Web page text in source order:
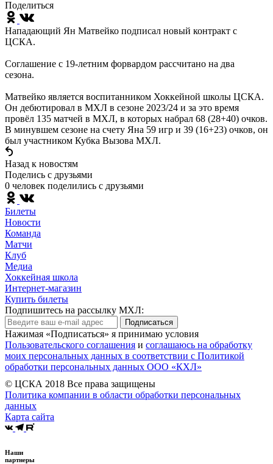
Поделиться
Нападающий Ян Матвейко подписал новый контракт с
ЦСКА.
Соглашение с 19-летним форвардом рассчитано на два
сезона.
Матвейко является воспитанником Хоккейной школы ЦСКА.
Он дебютировал в МХЛ в сезоне 2023/24 и за это время
провёл 135 матчей в МХЛ, в которых набрал 68 (28+40) очков.
В минувшем сезоне на счету Яна 59 игр и 39 (16+23) очков, он
был участником Кубка Вызова МХЛ.
Назад к новостям
Поделись c друзьями
0 человек поделились c друзьями
Билеты
Новости
Команда
Матчи
Клуб
Медиа
Хоккейная школа
Интернет-магазин
Купить билеты
Подпишитесь на рассылку МХЛ:
Подписаться
Нажимая «Подписаться» я принимаю условия
Пользовательского соглашения и соглашаюсь на обработку
моих персональных данных в соответствии с Политикой
обработки персональных данных ООО «КХЛ»
© ЦСКА 2018 Все права защищены
Политика компании в области обработки персональных
данных
Карта сайта
Наши
партнеры